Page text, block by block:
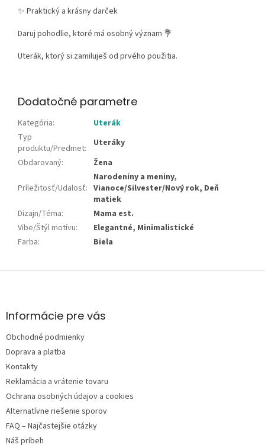
✨ Praktický a krásny darček
Daruj pohodlie, ktoré má osobný význam 💐
Uterák, ktorý si zamiluješ od prvého použitia.
Dodatočné parametre
Kategória:
Uterák
Typ
produktu/Predmet:
Uteráky
Obdarovaný: Žena
Príležitosť/Udalosť:
Narodeniny a meniny,
Vianoce/Silvester/Nový rok, Deň
matiek
Dizajn/Téma:
Mama est.
Vibe/Štýl motívu:
Elegantné, Minimalistické
Farba: Biela
Z
ä
e
Informácie pre vás
Obchodné podmienky
Doprava a platba
Kontakty
Reklamácia a vrátenie tovaru
Ochrana osobných údajov a cookies
Alternatívne riešenie sporov
FAQ – Najčastejšie otázky
Náš príbeh